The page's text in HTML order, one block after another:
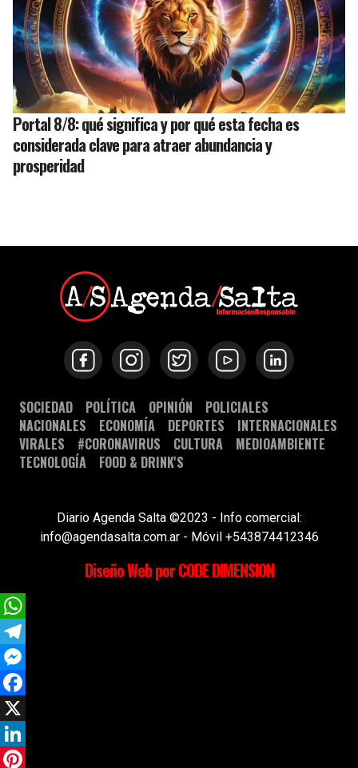
Portal 8/8: qué significa y por qué esta fecha es
considerada clave para atraer abundancia y
prosperidad
SOCIEDAD POLÍTICA OPINIÓN
POLICIALES
NACIONALES
ECONOMÍA DEPORTES
INTERNACIONALES
VIRALES
#CORONAVIRUS CULTURA
MEDIOAMBIENTE
TECNOLOGÍA
FOOD & DRINK'S
Diario Agenda Salta ©2023 - Info comercial:
info@agendasalta.com.ar - Móvil +543874412346
Diseño Web por CODE DIMENSION
WhatsApp
Telegram
Messenger
Facebook
X
LinkedIn